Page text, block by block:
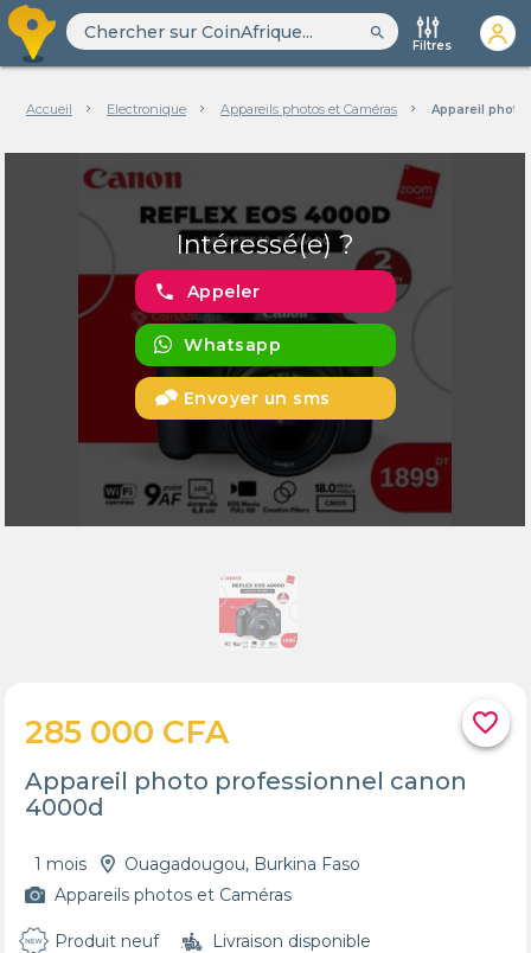
search
Filtres
Accueil Electronique Appareils photos et Caméras Appareil
Intéressé(e) ?
phone Appeler
Whatsapp
Envoyer un sms
favorite_border
285 000 CFA
Appareil photo professionnel canon
4000d
1 mois
Ouagadougou, Burkina Faso
Appareils photos et Caméras
Produit neuf Livraison disponible